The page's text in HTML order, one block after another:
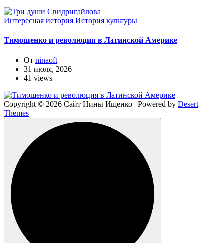
Интересная история История культуры
Тимошенко и революция в Латинской Америке
От ninaoft
31 июля, 2026
41 views
Copyright © 2026 Сайт Нины Ищенко | Powered by Desert
Themes